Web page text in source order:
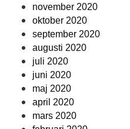
november 2020
oktober 2020
september 2020
augusti 2020
juli 2020
juni 2020
maj 2020
april 2020
mars 2020